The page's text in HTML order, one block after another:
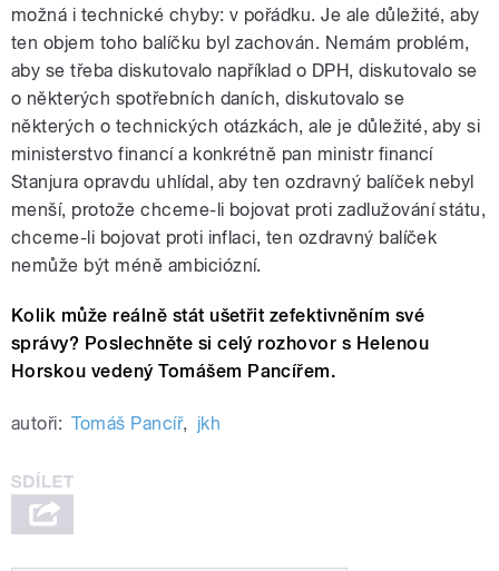
možná i technické chyby: v pořádku. Je ale důležité, aby
ten objem toho balíčku byl zachován. Nemám problém,
aby se třeba diskutovalo například o DPH, diskutovalo se
o některých spotřebních daních, diskutovalo se
některých o technických otázkách, ale je důležité, aby si
ministerstvo financí a konkrétně pan ministr financí
Stanjura opravdu uhlídal, aby ten ozdravný balíček nebyl
menší, protože chceme-li bojovat proti zadlužování státu,
chceme-li bojovat proti inflaci, ten ozdravný balíček
nemůže být méně ambiciózní.
Kolik může reálně stát ušetřit zefektivněním své
správy? Poslechněte si celý rozhovor s Helenou
Horskou vedený Tomášem Pancířem.
autoři: Tomáš Pancíř, jkh